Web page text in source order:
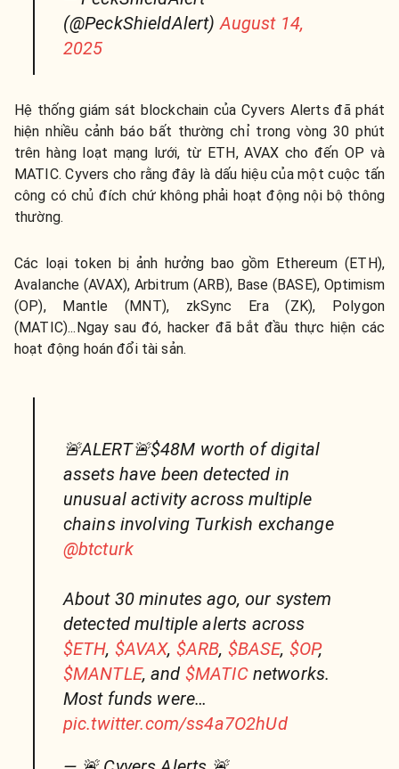
(@PeckShieldAlert)August 14,
2025
Hệ thống giám sát blockchain của Cyvers Alerts đã phát
hiện nhiều cảnh báo bất thường chỉ trong vòng 30 phút
trên hàng loạt mạng lưới, từ ETH, AVAX cho đến OP và
MATIC. Cyvers cho rằng đây là dấu hiệu của một cuộc tấn
công có chủ đích chứ không phải hoạt động nội bộ thông
thường.
Các loại token bị ảnh hưởng bao gồm Ethereum (ETH),
Avalanche (AVAX), Arbitrum (ARB), Base (BASE), Optimism
(OP), Mantle (MNT), zkSync Era (ZK), Polygon
(MATIC)...Ngay sau đó, hacker đã bắt đầu thực hiện các
hoạt động hoán đổi tài sản.
🚨ALERT🚨$48M worth of digital
assets have been detected in
unusual activity across multiple
chains involving Turkish exchange
@btcturk
About 30 minutes ago, our system
detected multiple alerts across
$ETH, $AVAX, $ARB, $BASE, $OP,
$MANTLE, and $MATICnetworks.
Most funds were…
pic.twitter.com/ss4a7O2hUd